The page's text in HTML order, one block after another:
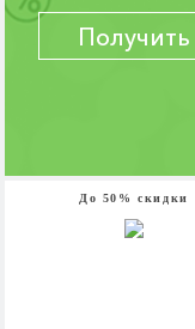
Получить
До 50% скидки